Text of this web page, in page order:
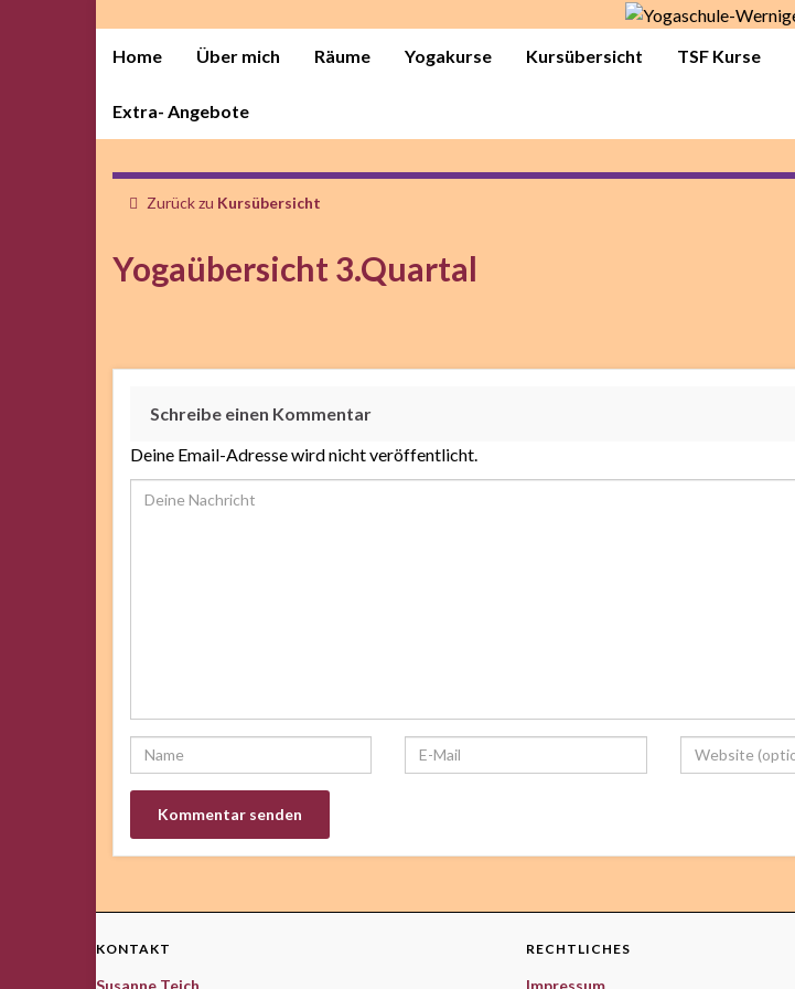
Home Über mich Räume Yogakurse Kursübersicht TSF Kurse
Extra- Angebote
Zurück zu Kursübersicht
Yogaübersicht 3.Quartal
Schreibe einen Kommentar
Deine Email-Adresse wird nicht veröffentlicht.
KONTAKT
Susanne Teich
RECHTLICHES
Impressum